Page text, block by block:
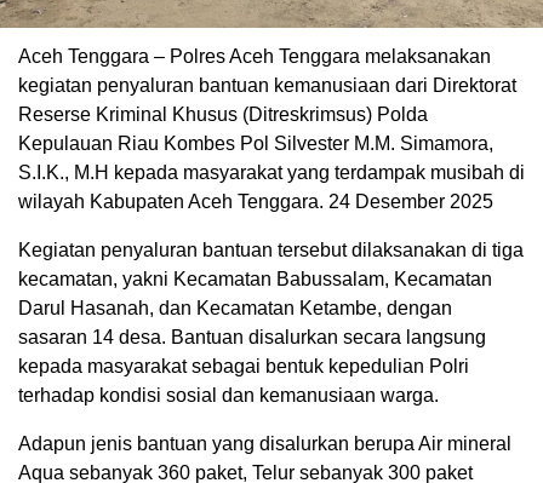
Aceh Tenggara – Polres Aceh Tenggara melaksanakan
kegiatan penyaluran bantuan kemanusiaan dari Direktorat
Reserse Kriminal Khusus (Ditreskrimsus) Polda
Kepulauan Riau Kombes Pol Silvester M.M. Simamora,
S.I.K., M.H kepada masyarakat yang terdampak musibah di
wilayah Kabupaten Aceh Tenggara. 24 Desember 2025
Kegiatan penyaluran bantuan tersebut dilaksanakan di tiga
kecamatan, yakni Kecamatan Babussalam, Kecamatan
Darul Hasanah, dan Kecamatan Ketambe, dengan
sasaran 14 desa. Bantuan disalurkan secara langsung
kepada masyarakat sebagai bentuk kepedulian Polri
terhadap kondisi sosial dan kemanusiaan warga.
Adapun jenis bantuan yang disalurkan berupa Air mineral
Aqua sebanyak 360 paket, Telur sebanyak 300 paket